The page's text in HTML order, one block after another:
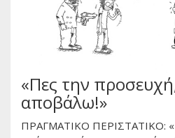
«Πες την
αποβάλω!»
ΠΡΑΓΜΑΤΙΚΟ ΠΕΡΙΣΤΑΤΙΚΟ: